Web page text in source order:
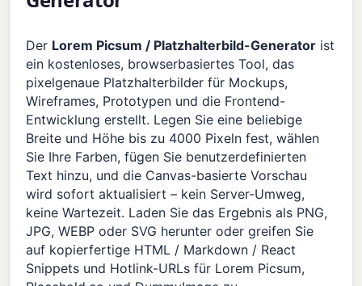
Der Lorem Picsum / Platzhalterbild-Generator ist
ein kostenloses, browserbasiertes Tool, das
pixelgenaue Platzhalterbilder für Mockups,
Wireframes, Prototypen und die Frontend-
Entwicklung erstellt. Legen Sie eine beliebige
Breite und Höhe bis zu 4000 Pixeln fest, wählen
Sie Ihre Farben, fügen Sie benutzerdefinierten
Text hinzu, und die Canvas-basierte Vorschau
wird sofort aktualisiert – kein Server-Umweg,
keine Wartezeit. Laden Sie das Ergebnis als PNG,
JPG, WEBP oder SVG herunter oder greifen Sie
auf kopierfertige HTML / Markdown / React
Snippets und Hotlink-URLs für Lorem Picsum,